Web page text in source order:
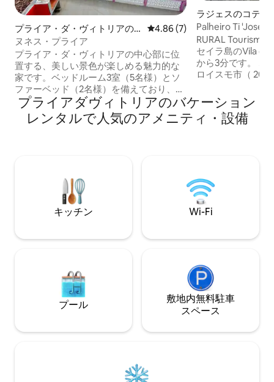
プライア・ダ・ヴィトリアの
一軒家
レビュー7件、5つ星中4.86つ
4.86 (7)
ヌネス・プライア
プライア・ダ・ヴィトリアの中心部に位
置する、美しい景色が楽しめる魅力的な
家です。ベッドルーム3室（5名様）とソ
ファーベッド（2名様）を備えており、最
大9名様まで宿泊可能です（要リクエス
ト）。薄型テレビとケーブルチャンネル
を備えたリビングルーム、設備の整った
リアがあり、パノラマの景色を楽しめま
す。この宿泊施設にはエアコン2台と移動
式扇風機2台があります。家の近くに無料
駐車場があります。
ラジェスのコテー
Palheiro Ti 'José
RURAL Tourism -
セイラ島のVila
から3分です。 こ
ロイスモ市（ 20
諸島最大のビーチ
知ることができ
たちのお客様は家
プライアダヴィトリアのバケーション
レンタルで人気のアメニティ・設備
キッチン Wi-Fi
プール
敷地内無料駐⁠車
ス⁠ペ⁠ー⁠ス